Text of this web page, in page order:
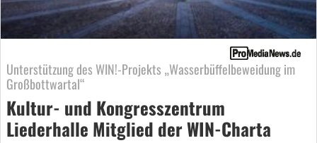
Unterstützung des WIN!-Projekts „Wasserbüffelbeweidung im
Großbottwartal“
Kultur- und Kongresszentrum
Liederhalle Mitglied der WIN-Charta